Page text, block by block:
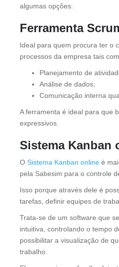
algumas opções:
Ferramenta
Ideal para quem procura ter o
processos da empresa tais
Planejamento de
Análise de dados;
Comunicação interna
A ferramenta é ideal para que
expressivos.
Sistema Kanban
O Sistema Kanban online é
pela Sabesim para o controle
Isso porque através dele é
tarefas, definir equipes de
Trata-se de um software que
intuitiva, controlando o tempo
possibilitar a visualização de
trabalho.